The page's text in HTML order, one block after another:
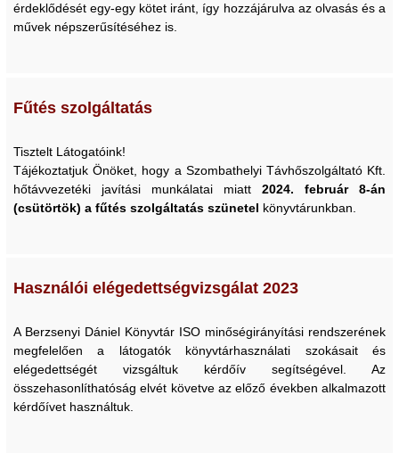
érdeklődését egy-egy kötet iránt, így hozzájárulva az olvasás és a
művek népszerűsítéséhez is.
Fűtés szolgáltatás
Tisztelt Látogatóink!
Tájékoztatjuk Önöket, hogy a Szombathelyi Távhőszolgáltató Kft.
hőtávvezetéki javítási munkálatai miatt 2024. február 8-án
(csütörtök) a fűtés szolgáltatás szünetel könyvtárunkban.
Használói elégedettségvizsgálat 2023
A Berzsenyi Dániel Könyvtár ISO minőségirányítási rendszerének
megfelelően a látogatók könyvtárhasználati szokásait és
elégedettségét vizsgáltuk kérdőív segítségével. Az
összehasonlíthatóság elvét követve az előző években alkalmazott
kérdőívet használtuk.